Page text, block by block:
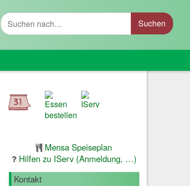
Suche
Mensa Speiseplan
Hilfen zu IServ (Anmeldung, …)
Kontakt